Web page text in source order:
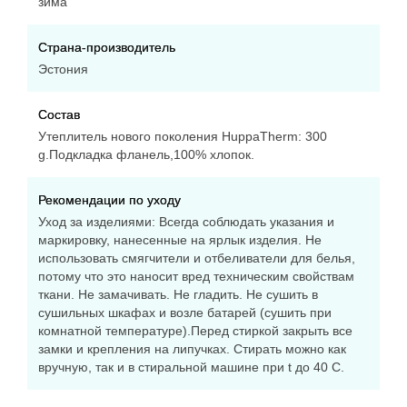
водонепроницаема, дышащая. Сидельный шов проклеен
Утеплитель: HuppaTherm 160 г
Светоотражатели: есть
Уровень влагонепроницаемости: 10000 мм высоты
водяного столба
Уровень паропроводимости: 10000 г/м2/24 часа
HuppaTherm - высокотехнологичный утеплитель нового
поколения с высокой термоизоляцией, легко стирается,
сохраняет форму и быстро сохнет.
Мембрана предотвращает проникновение воды и ветра
внутрь изделия, при этом позволяет испаряться влаге,
выделяемой телом ребенка. Ткань прочная,
износостойкая за счет особого сплетения волокон. Но при
этом легкая, дышащая и гипоаллергенная.
Страна-производитель
Эстония
Состав
Утеплитель нового поколения HuppaTherm: 300
g.Подкладка фланель,100% хлопок.
Рекомендации по уходу
Уход за изделиями: Всегда соблюдать указания и
маркировку, нанесенные на ярлык изделия. Не
использовать смягчители и отбеливатели для белья,
потому что это наносит вред техническим свойствам
ткани. Не замачивать. Не гладить. Не сушить в
сушильных шкафах и возле батарей (сушить при
комнатной температуре).Перед стиркой закрыть все
замки и крепления на липучках. Стирать можно как
вручную, так и в стиральной машине при t до 40 С.